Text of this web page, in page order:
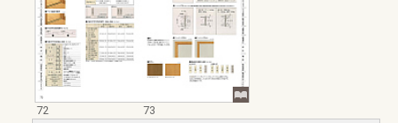
72
73